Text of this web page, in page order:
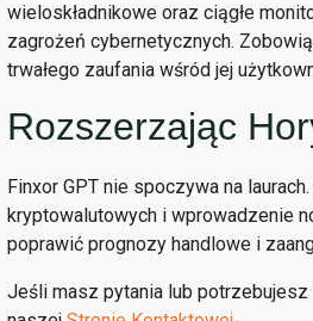
wieloskładnikowe oraz ciągłe
zagrożeń cybernetycznych.
trwałego zaufania wśród jej
Rozszerzając
Finxor GPT nie spoczywa na
kryptowalutowych i wprowadzenie
poprawić prognozy handlowe i
Jeśli masz pytania lub